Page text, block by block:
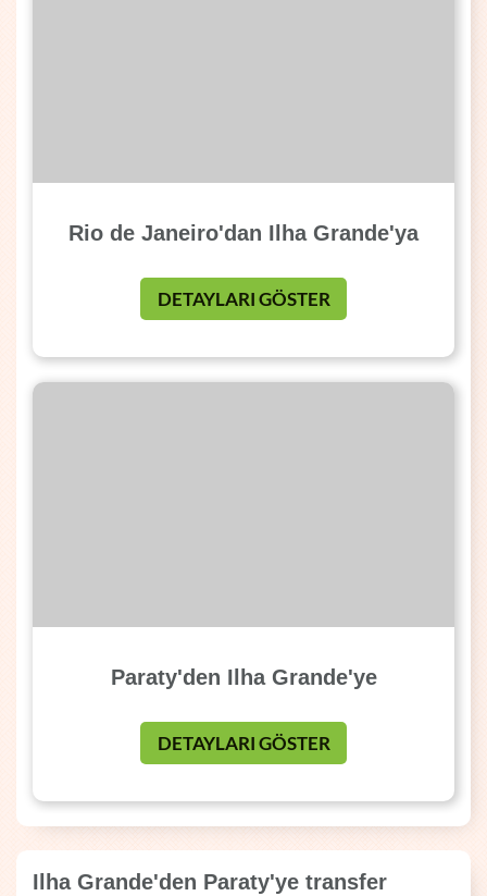
Rio de Janeiro'dan Ilha Grande'ya
DETAYLARI GÖSTER
Paraty'den Ilha Grande'ye
DETAYLARI GÖSTER
Ilha Grande'den Paraty'ye transfer